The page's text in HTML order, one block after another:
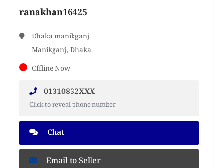
ranakhan16425
Dhaka manikganj
Manikganj, Dhaka
Offline Now
01310832XXX
Click to reveal phone number
Chat
Email to Seller